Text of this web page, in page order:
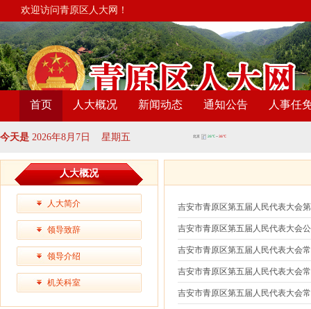
欢迎访问青原区人大网！
首页 人大概况 新闻动态 通知公告 人事任
今天是 2026年8月7日 星期五
人大概况
人大简介
领导致辞
领导介绍
机关科室
吉安市青原区第五届人民代表大会
吉安市青原区第五届人民代表大会
吉安市青原区第五届人民代表大会
吉安市青原区第五届人民代表大会常务委员会
吉安市青原区第五届人民代表大会